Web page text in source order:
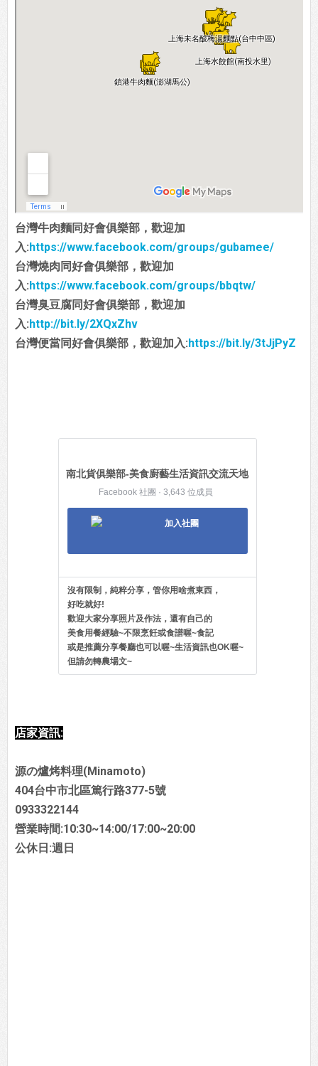
台灣牛肉麵同好會俱樂部，歡迎加
入:https://www.facebook.com/groups/gubamee/
台灣燒肉同好會俱樂部，歡迎加
入:https://www.facebook.com/groups/bbqtw/
台灣臭豆腐同好會俱樂部，歡迎加
入:http://bit.ly/2XQxZhv
台灣便當同好會俱樂部，歡迎加入:https://bit.ly/3tJjPyZ
南北貨俱樂部-美食廚藝生活資訊交流天地
Facebook 社團 · 3,643 位成員
加入社團
沒有限制，純粹分享，管你用啥煮東西，
好吃就好!
歡迎大家分享照片及作法，還有自己的
美食用餐經驗~不限烹飪或食譜喔~食記
或是推薦分享餐廳也可以喔~生活資訊也OK喔~
但請勿轉農場文~
店家資訊:
源の爐烤料理(Minamoto)
404台中市北區篤行路377-5號
0933322144
營業時間:10:30~14:00/17:00~20:00
公休日:週日